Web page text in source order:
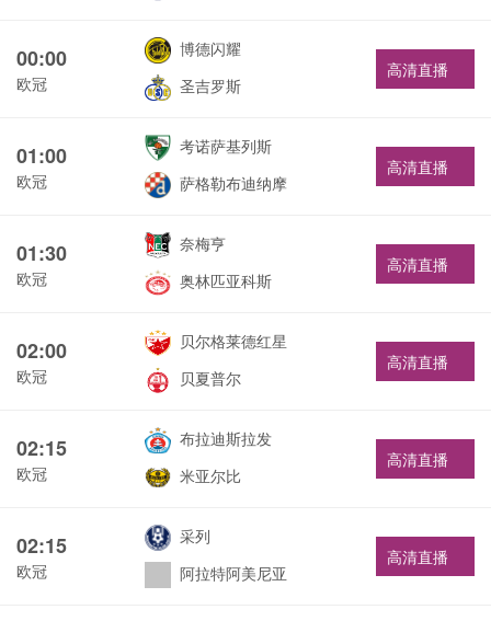
00:00
欧冠
博德闪耀
圣吉罗斯
高清直播
01:00
欧冠
考诺萨基列斯
萨格勒布迪纳摩
高清直播
01:30
欧冠
奈梅亨
奥林匹亚科斯
高清直播
02:00
欧冠
贝尔格莱德红星
贝夏普尔
高清直播
02:15
欧冠
布拉迪斯拉发
米亚尔比
高清直播
02:15
欧冠
采列
阿拉特阿美尼亚
高清直播